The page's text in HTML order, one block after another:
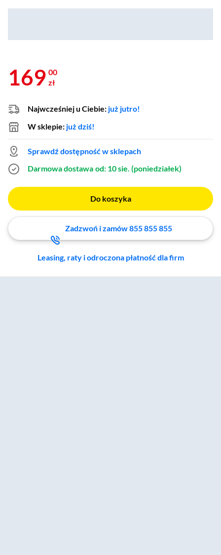
169 00
zł
Najwcześniej u Ciebie: już jutro!
W sklepie: już dziś!
Sprawdź dostępność w sklepach
Darmowa dostawa od: 10 sie. (poniedziałek)
Do koszyka
Zadzwoń i zamów 855 855 855
Leasing, raty i odroczona płatność dla firm